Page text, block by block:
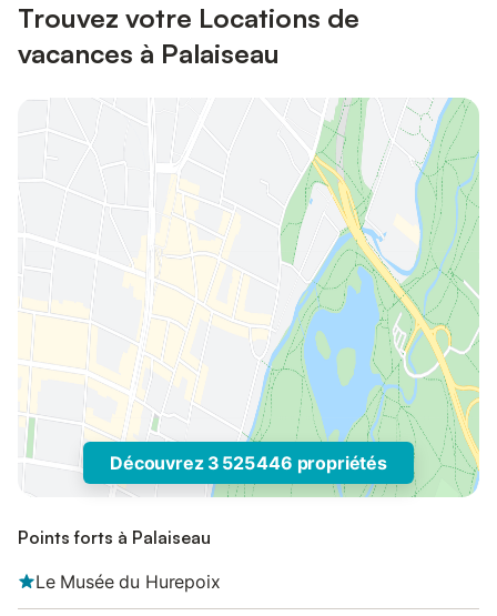
Trouvez votre Locations de
vacances à Palaiseau
Découvrez 3 525 446 propriétés
Points forts à Palaiseau
Le Musée du Hurepoix